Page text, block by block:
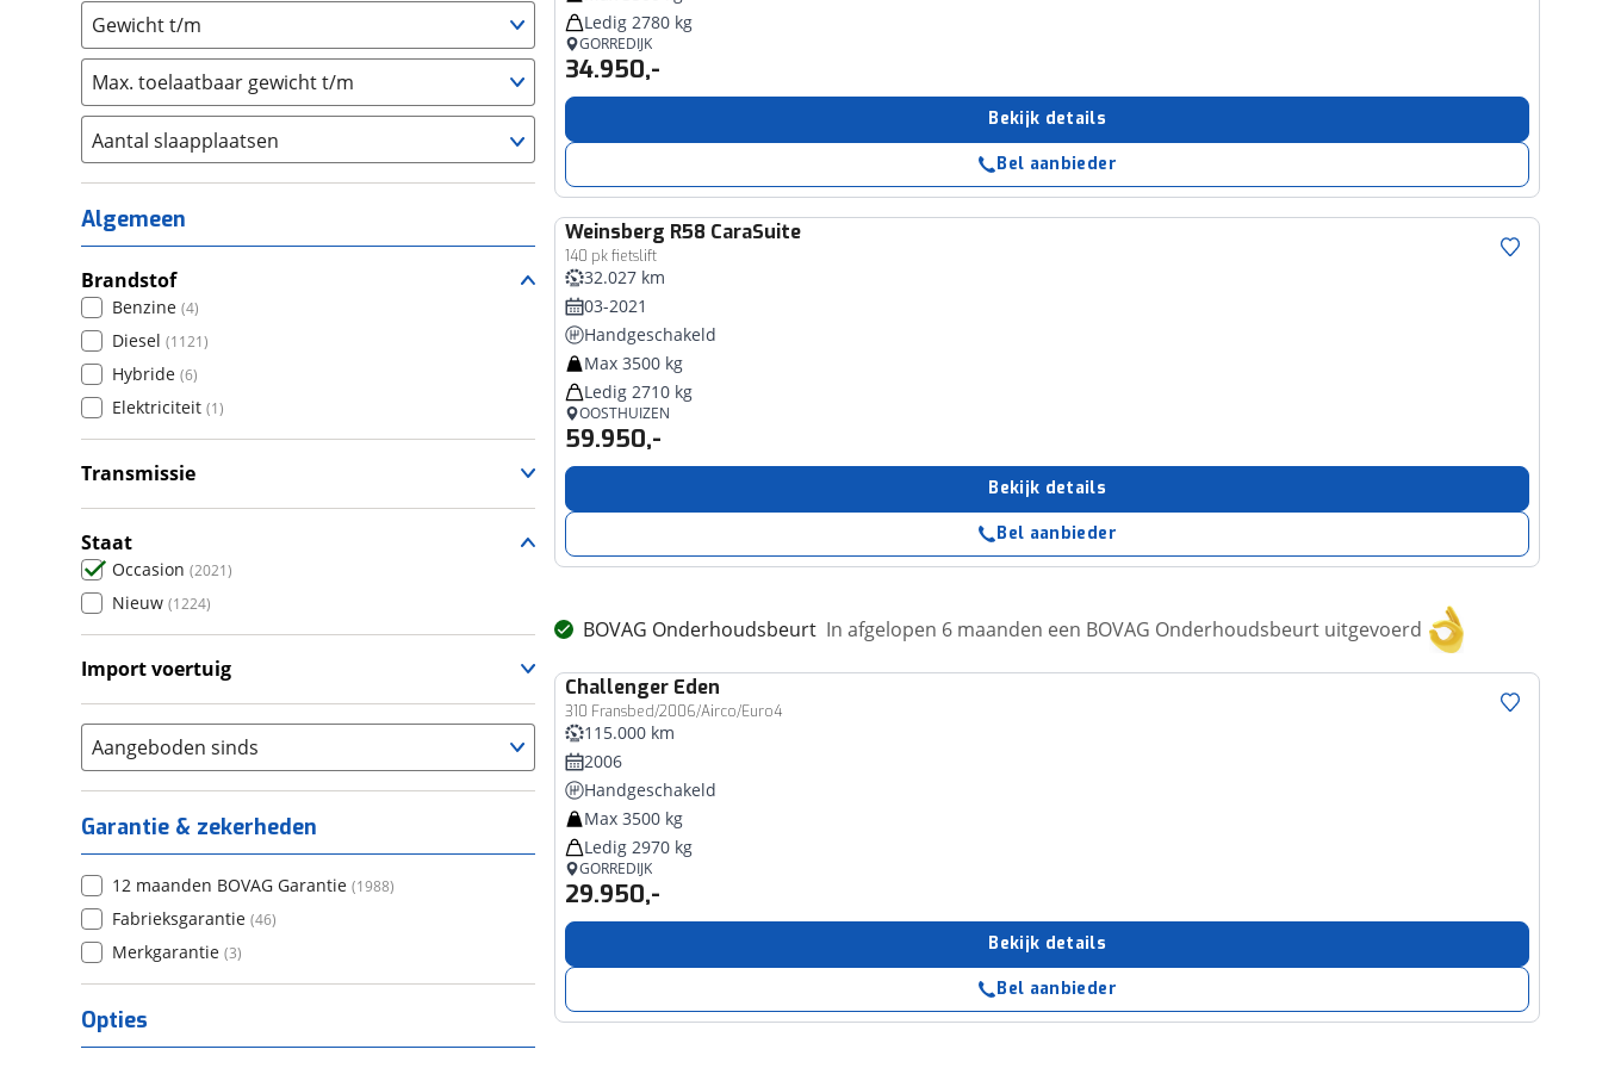
Gewicht t/m
Max. toelaatbaar gewicht t/m
Aantal slaapplaatsen
1 (40)
2 (435)
3 (306)
4 (752)
5 (55)
6+ (53)
Algemeen
Brandstof
Benzine (4)
Diesel (1121)
Hybride (6)
Elektriciteit (1)
Transmissie
Automatisch
Staat
Occasion (2021)
Nieuw (1224)
Import voertuig
Nee (182)
Aangeboden sinds
Garantie & zekerheden
12 maanden BOVAG Garantie (1988)
Fabrieksgarantie (46)
Merkgarantie (3)
Opties
Ledig 2780 kg
GORREDIJK
34.950,-
Bekijk details
Bel aanbieder
Weinsberg R58 CaraSuite
140 pk fietslift
32.027 km
03-2021
Handgeschakeld
Max 3500 kg
Ledig 2710 kg
OOSTHUIZEN
59.950,-
Bekijk details
Bel aanbieder
BOVAG Onderhoudsbeurt In afgelopen 6 maanden een BOVAG Onderhoudsbeurt uitgevoerd
Challenger Eden
310 Fransbed/2006/Airco/Euro4
115.000 km
2006
Handgeschakeld
Max 3500 kg
Ledig 2970 kg
GORREDIJK
29.950,-
Bekijk details
Bel aanbieder